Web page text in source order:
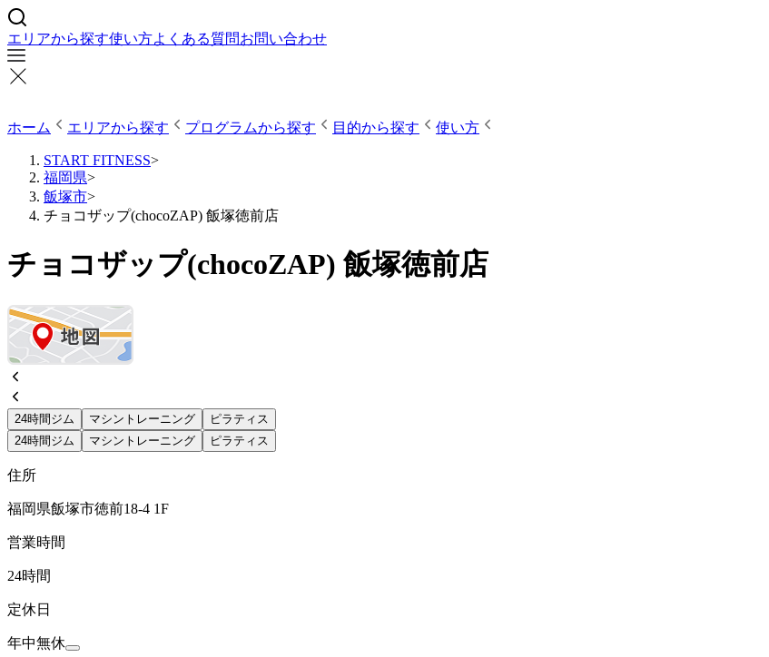
エリアから探す使い方よくある質問お問い合わせ
ホーム エリアから探す プログラムから探す 目的から探す 使い方
START FITNESS>
福岡県>
飯塚市>
チョコザップ(chocoZAP) 飯塚徳前店
チョコザップ(chocoZAP) 飯塚徳前店
24時間ジム マシントレーニング
ピラティス
24時間ジム
マシントレーニング ピラティス
住所
福岡県飯塚市徳前18-4 1F
営業時間
24時間
定休日
年中無休